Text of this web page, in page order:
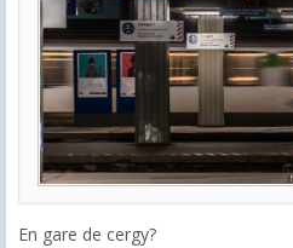
En gare de cergy?